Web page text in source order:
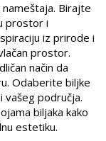
Birajte
prostor i
iz prirode i
prostor.
način da
Odaberite biljke
vašeg područja.
biljaka kako
estetiku.